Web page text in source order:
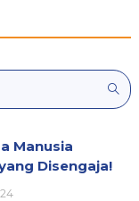
Manusia
Disengaja!